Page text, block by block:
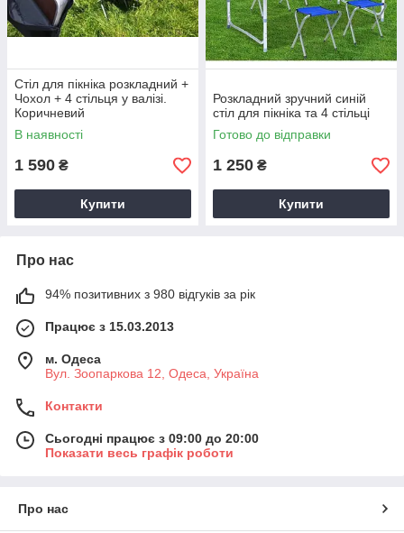
Стіл для пікніка розкладний +
Чохол + 4 стільця у валізі.
Коричневий
В наявності
1 590 ₴
Купити
Розкладний зручний синій
стіл для пікніка та 4 стільці
Готово до відправки
1 250 ₴
Купити
Про нас
94% позитивних з 980 відгуків за рік
Працює з 15.03.2013
м. Одеса
Вул. Зоопаркова 12, Одеса, Україна
Контакти
Сьогодні працює з 09:00 до 20:00
Показати весь графік роботи
Про нас